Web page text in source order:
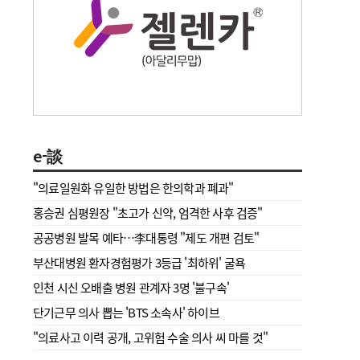
e-談
"의료일원화 유일한 방법은 한의학과 폐과"
홍승권 심평원장 " 초고가 신약, 엄격한 사후 검증"
공공병원 발목 예타…李대통령 "제도 개편 검토"
부산대병원 환자경험평가 3등급 '최하위' 굴욕
인천 시신 오배출 병원 관계자 3명 '불구속'
단기근무 의사 뽑는 'BTS 소속사' 하이브
"의료사고 이력 공개, 고위험 수술 의사 씨 마를 것"